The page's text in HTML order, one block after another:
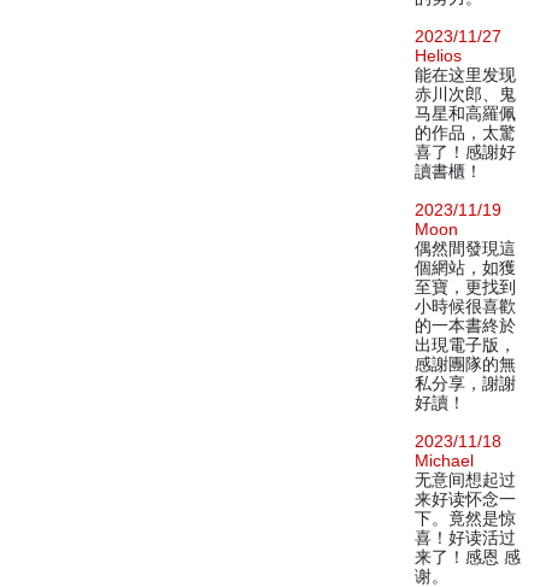
2023/11/27
Helios
能在这里发现
赤川次郎、鬼
马星和高羅佩
的作品，太驚
喜了！感謝好
讀書櫃！
2023/11/19
Moon
偶然間發現這
個網站，如獲
至寶，更找到
小時候很喜歡
的一本書終於
出現電子版，
感謝團隊的無
私分享，謝謝
好讀！
2023/11/18
Michael
无意间想起过
来好读怀念一
下。竟然是惊
喜！好读活过
来了！感恩 感
谢。